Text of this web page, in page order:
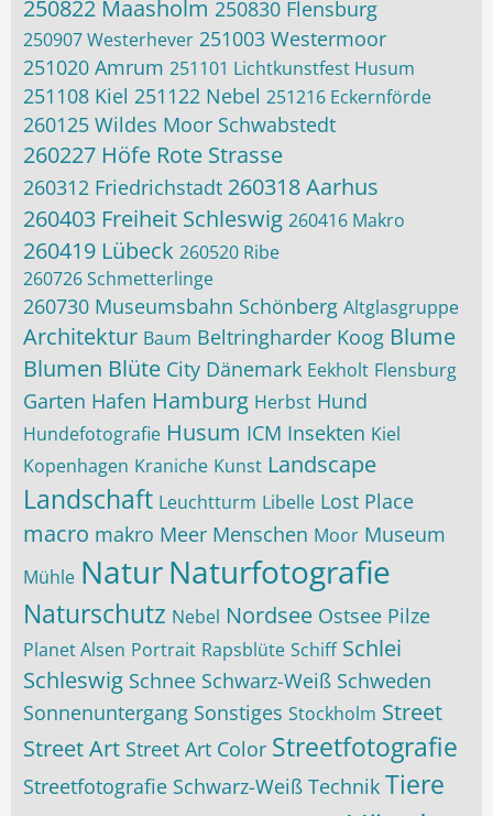
250822 Maasholm 250830 Flensburg
250907 Westerhever 251003 Westermoor
251020 Amrum 251101 Lichtkunstfest Husum
251108 Kiel 251122 Nebel 251216 Eckernförde
260125 Wildes Moor Schwabstedt
260227 Höfe Rote Strasse
260312 Friedrichstadt 260318 Aarhus
260403 Freiheit Schleswig 260416 Makro
260419 Lübeck 260520 Ribe
260726 Schmetterlinge
260730 Museumsbahn Schönberg Altglasgruppe
Architektur Baum Beltringharder Koog Blume
Blumen Blüte City Dänemark Eekholt Flensburg
Garten Hafen Hamburg Herbst Hund
Hundefotografie Husum ICM Insekten Kiel
Kopenhagen Kraniche Kunst Landscape
Landschaft Leuchtturm Libelle Lost Place
macro makro Meer Menschen Moor Museum
Mühle NaturNaturfotografie
Naturschutz Nebel Nordsee Ostsee Pilze
Planet Alsen Portrait Rapsblüte Schiff Schlei
Schleswig Schnee Schwarz-Weiß Schweden
Sonnenuntergang Sonstiges Stockholm Street
Street Art Street Art Color Streetfotografie
Streetfotografie Schwarz-Weiß Technik Tiere